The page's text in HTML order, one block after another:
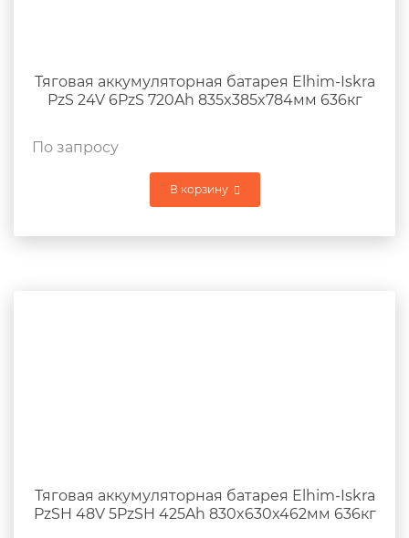
Тяговая аккумуляторная батарея Elhim-Iskra
PzS 24V 6PzS 720Ah 835x385x784мм 636кг
По запросу
В корзину
Тяговая аккумуляторная батарея Elhim-Iskra
PzSH 48V 5PzSH 425Ah 830x630x462мм 636кг